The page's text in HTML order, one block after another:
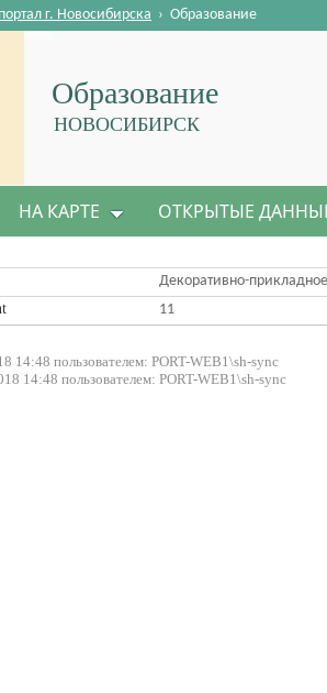
Образование
НОВОСИБИРСК
г. Новосибирска › Образование
НА КАРТЕ ОТКРЫТЫЕ
Декоративно-прикладное
11
14:48 пользователем: PORT-WEB1\sh-sync
14:48 пользователем: PORT-WEB1\sh-sync